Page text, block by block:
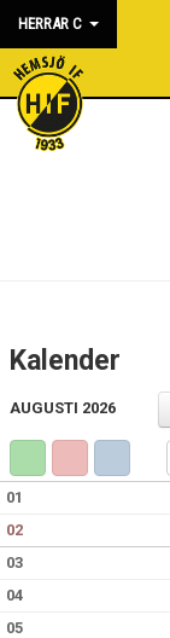
HERRAR C
HEM
Kalender
AUGUSTI 2026
01
02
03
04
05